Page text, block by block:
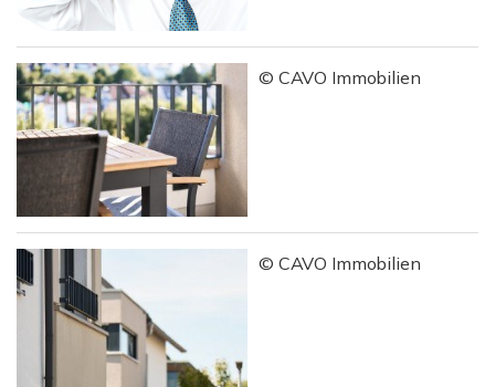
© CAVO Immobilien
© CAVO Immobilien